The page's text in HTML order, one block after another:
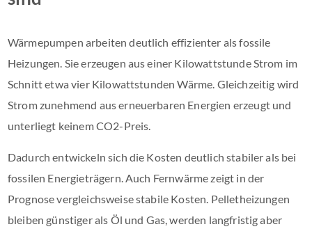
Wärmepumpen arbeiten deutlich effizienter als fossile
Heizungen. Sie erzeugen aus einer Kilowattstunde Strom im
Schnitt etwa vier Kilowattstunden Wärme. Gleichzeitig wird
Strom zunehmend aus erneuerbaren Energien erzeugt und
unterliegt keinem CO2-Preis.
Dadurch entwickeln sich die Kosten deutlich stabiler als bei
fossilen Energieträgern. Auch Fernwärme zeigt in der
Prognose vergleichsweise stabile Kosten. Pelletheizungen
bleiben günstiger als Öl und Gas, werden langfristig aber